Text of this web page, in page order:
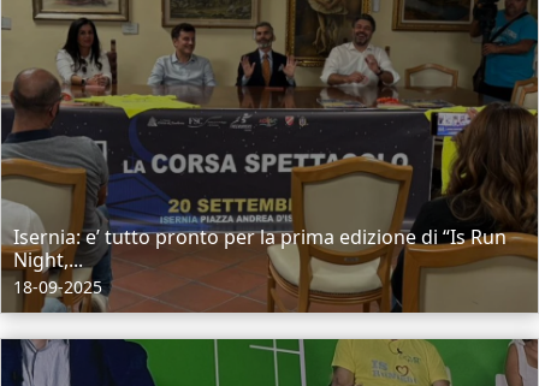
Isernia: e’ tutto pronto per la prima edizione di “Is Run
Night,...
18-09-2025